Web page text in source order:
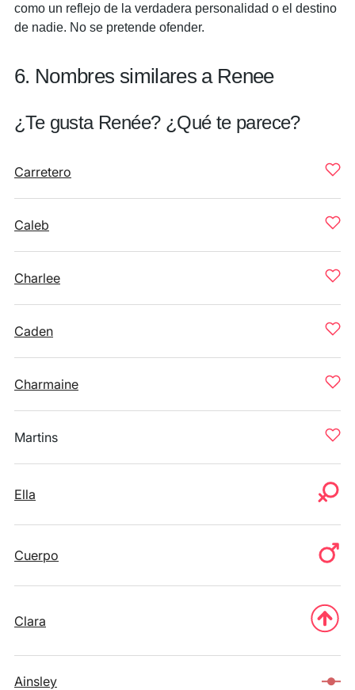
como un reflejo de la verdadera personalidad o el destino
de nadie. No se pretende ofender.
6. Nombres similares a Renee
¿Te gusta Renée? ¿Qué te parece?
Carretero
Caleb
Charlee
Caden
Charmaine
Martins
Ella
Cuerpo
Clara
Ainsley